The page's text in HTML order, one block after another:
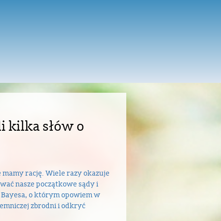
kilka słów o
rację. Wiele razy okazuje
nasze początkowe sądy i
o którym opowiem w
zbrodni i odkryć